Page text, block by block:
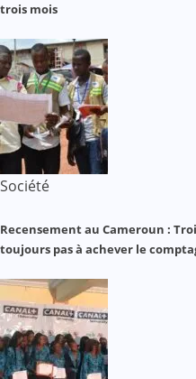
trois mois
Société
Recensement au Cameroun :
toujours pas à achever le